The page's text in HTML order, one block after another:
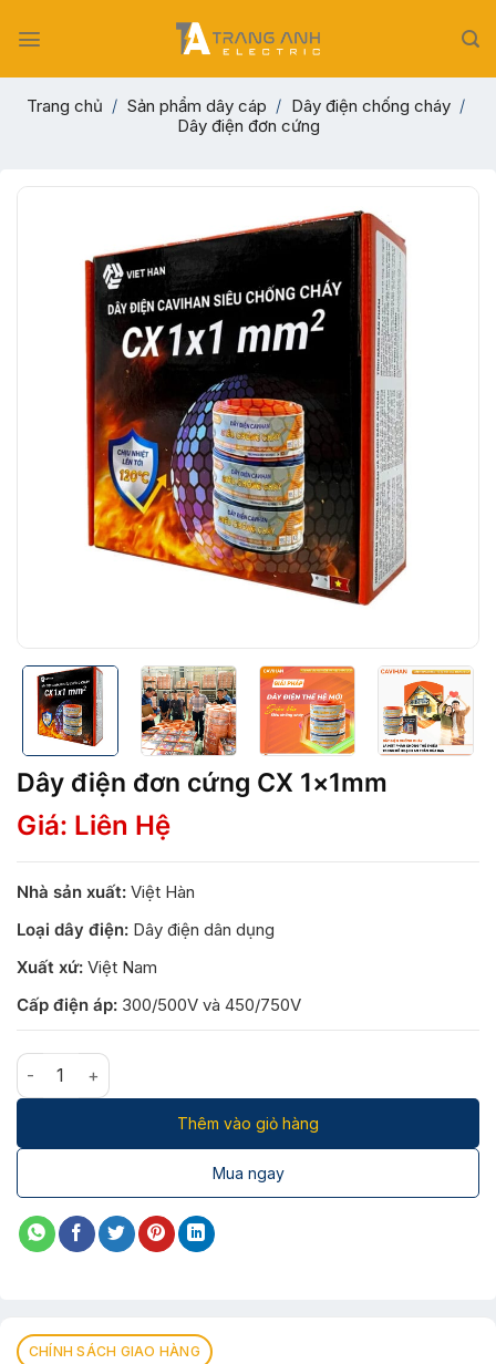
Trang chủ / Sản phẩm dây cáp / Dây điện chống cháy /
Dây điện đơn cứng
Dây điện đơn cứng CX 1×1mm
Giá: Liên Hệ
Nhà sản xuất: Việt Hàn
Loại dây điện: Dây điện dân dụng
Xuất xứ: Việt Nam
Cấp điện áp: 300/500V và 450/750V
Dây điện đơn cứng CX 1×1mm số lượng
Thêm vào giỏ hàng
Mua ngay
CHÍNH SÁCH GIAO HÀNG